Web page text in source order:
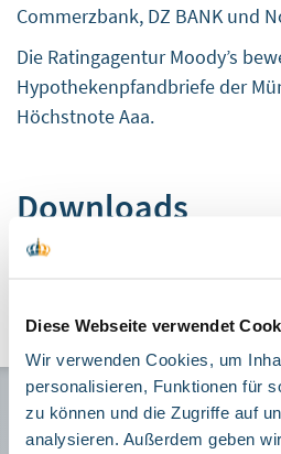
Diese Webseite verwendet
Wir verwenden Cookies, um
personalisieren, Funktionen für
zu können und die Zugriffe auf
analysieren. Außerdem geben
Commerzbank, DZ BANK und
Die Ratingagentur Moody’s
Hypothekenpfandbriefe der
Höchstnote Aaa.
Downloads